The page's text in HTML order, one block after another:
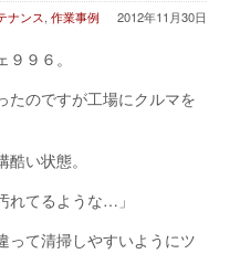
2012年11月30日
ナンス, 作業事例
９６。
たのですが工場にクルマを
い状態。
れてるような…」
って清掃しやすいようにツ